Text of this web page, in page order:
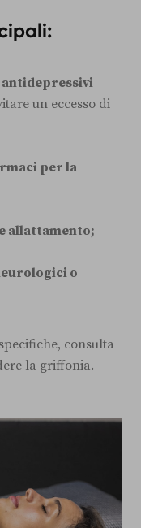
antidepressivi
un eccesso di
per la
allattamento;
o
consulta
la griffonia.